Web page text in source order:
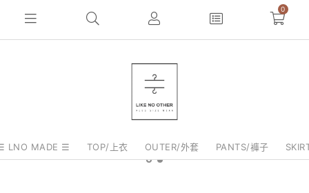
0
LNO MADE ☰ TOP/上衣 OUTER/外套 PANTS/褲子